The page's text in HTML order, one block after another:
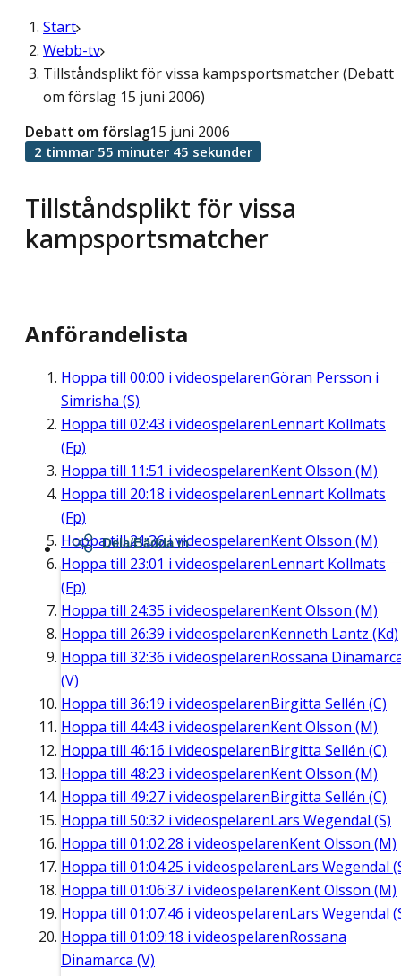
Start
Webb-tv
Tillståndsplikt för vissa kampsportsmatcher (Debatt
om förslag 15 juni 2006)
Tillståndsplikt för vissa
kampsportsmatcher
Debatt om förslag15 juni 2006
2 timmar 55 minuter 45 sekunder
Anförandelista
Hoppa till 00:00 i videospelarenGöran Persson i
Simrisha (S)
Hoppa till 02:43 i videospelarenLennart Kollmats
(Fp)
Hoppa till 11:51 i videospelarenKent Olsson (M)
Hoppa till 20:18 i videospelarenLennart Kollmats
(Fp)
Hoppa till21:36i videospelarenKent Olsson (M)
Hoppa till 23:01 i videospelarenLennart Kollmats
(Fp)
Hoppa till 24:35 i videospelarenKent Olsson (M)
Hoppa till 26:39 i videospelarenKenneth Lantz (Kd)
Hoppa till 32:36 i videospelarenRossana
(V)
Hoppa till 36:19 i videospelarenBirgitta Sellén (C)
Hoppa till 44:43 i videospelarenKent Olsson (M)
Hoppa till 46:16 i videospelarenBirgitta Sellén (C)
Hoppa till 48:23 i videospelarenKent Olsson (M)
Hoppa till 49:27 i videospelarenBirgitta Sellén (C)
Hoppa till 50:32 i videospelarenLars Wegendal (S)
Hoppa till 01:02:28 i videospelarenKent Olsson (M)
Hoppa till 01:04:25 i videospelarenLars Wegendal
Hoppa till 01:06:37 i videospelarenKent Olsson (M)
Hoppa till 01:07:46 i videospelarenLars Wegendal
Hoppa till 01:09:18 i videospelarenRossana
Dinamarca (V)
Dela/Bädda in